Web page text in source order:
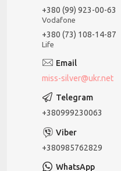
+380 (99) 923-00-63
Vodafone
+380 (73) 108-14-87
Life
miss-silver@ukr.net
+380999230063
+380985762829